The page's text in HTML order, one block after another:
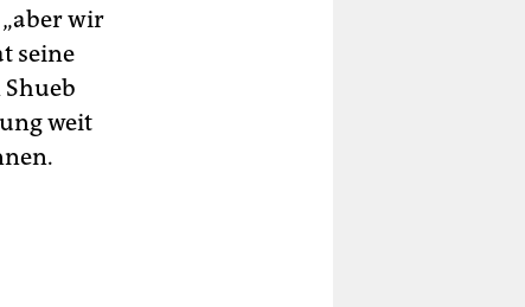
wir
seine
weit